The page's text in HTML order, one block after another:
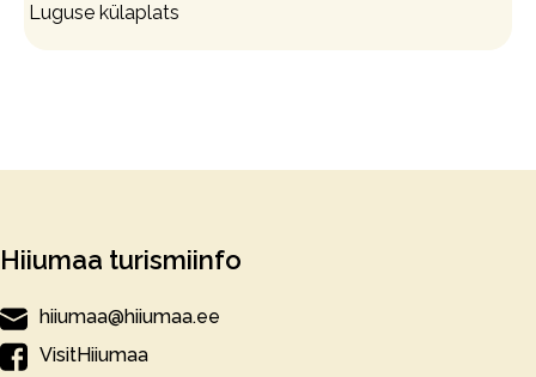
Luguse külaplats
Hiiumaa turismiinfo
hiiumaa@hiiumaa.ee
VisitHiiumaa